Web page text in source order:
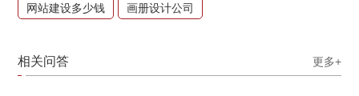
网站建设多少钱 画册设计公司
相关问答 更多+